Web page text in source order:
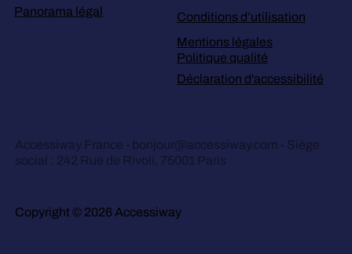
Panorama légal
Conditions d’utilisation
Mentions légales
Politique qualité
Déclaration d'accessibilité
Accessiway France - bonjour@accessiway.com - Siège
social : 242 Rue de Rivoli, 75001 Paris
Copyright © 2026 Accessiway